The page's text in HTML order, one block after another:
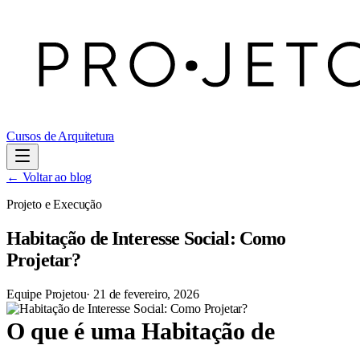
Cursos de Arquitetura
← Voltar ao blog
Projeto e Execução
Habitação de Interesse Social: Como
Projetar?
Equipe Projetou· 21 de fevereiro, 2026
O que é uma Habitação de